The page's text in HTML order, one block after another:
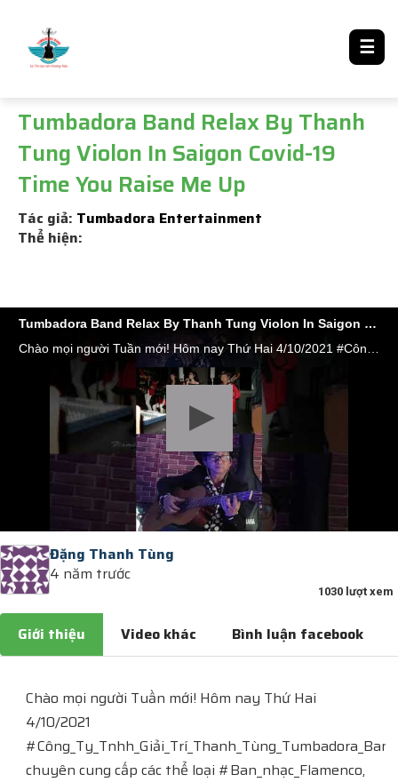
☰
Tumbadora Band Relax By Thanh
Tung Violon In Saigon Covid-19
Time You Raise Me Up
Tác giả: Tumbadora Entertainment
Thể hiện:
Tumbadora Band Relax By Thanh Tung Violon In Saigon Covid-19 Time You Raise Me Up
Đặng Thanh Tùng
4 năm trước
1030 lượt xem
Giới thiệu Video khác Bình luận facebook
Chào mọi người Tuần mới! Hôm nay Thứ Hai
4/10/2021
chuyên cung cấp các thể loại #Ban_nhạc_Flamenco,